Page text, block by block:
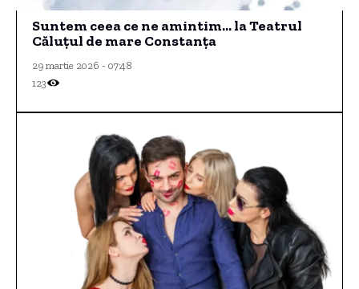
Suntem ceea ce ne amintim… la Teatrul
Căluțul de mare Constanța
29 martie 2026 - 07:48
123